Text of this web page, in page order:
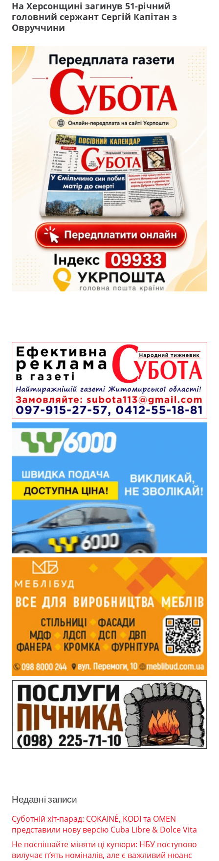
На Херсонщині загинув 51-річний
головний сержант Сергій Капітан з
Овруччини
Недавні записи
Суботній хіт-парад: COKAINÉ, KODI та OMEN
представили нову версію Cuba Libre & Dolce Vita
Не поспішайте міняти ці купюри: НБУ поступово
вилучає п’ять номіналів, але є важливий нюанс